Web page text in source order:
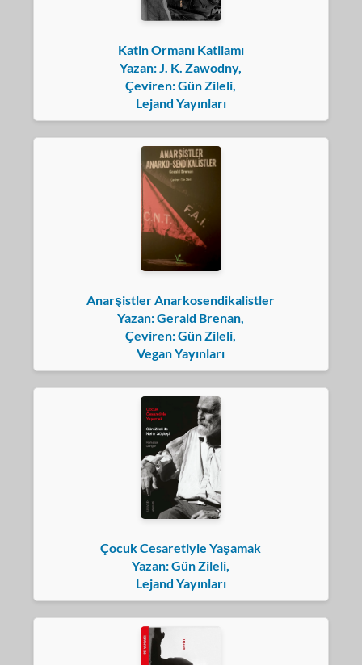
Katin Ormanı Katliamı
Yazan: J. K. Zawodny,
Çeviren: Gün Zileli,
Lejand Yayınları
Anarşistler Anarkosendikalistler
Yazan: Gerald Brenan,
Çeviren: Gün Zileli,
Vegan Yayınları
Çocuk Cesaretiyle Yaşamak
Yazan: Gün Zileli,
Lejand Yayınları